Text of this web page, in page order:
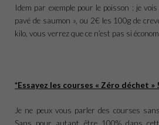
Idem par exemple pour le poisson : je
pavé de saumon », ou 2€ les 100g de
kilo, vous verrez que ce n’est pas si
*Essayez les courses « Zéro déchet » !
Je ne peux vous parler des courses